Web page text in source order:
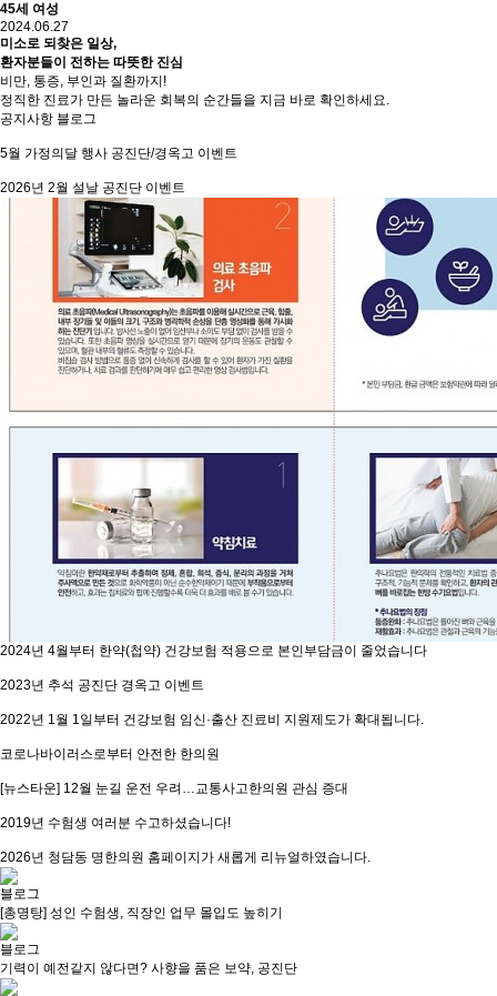
45세 여성
2024.06.27
미소로 되찾은 일상,
환자분들이 전하는 따뜻한 진심
비만, 통증, 부인과 질환까지!
정직한 진료가 만든 놀라운 회복의 순간들을 지금 바로 확인하세요.
공지사항 블로그
5월 가정의달 행사 공진단/경옥고 이벤트
2026년 2월 설날 공진단 이벤트
2024년 4월부터 한약(첩약) 건강보험 적용으로 본인부담금이 줄었습니다
2023년 추석 공진단 경옥고 이벤트
2022년 1월 1일부터 건강보험 임신·출산 진료비 지원제도가 확대됩니다.
코로나바이러스로부터 안전한 한의원
[뉴스타운] 12월 눈길 운전 우려…교통사고한의원 관심 증대
2019년 수험생 여러분 수고하셨습니다!
2026년 청담동 명한의원 홈페이지가 새롭게 리뉴얼하였습니다.
블로그
[총명탕] 성인 수험생, 직장인 업무 몰입도 높히기
블로그
기력이 예전같지 않다면? 사향을 품은 보약, 공진단